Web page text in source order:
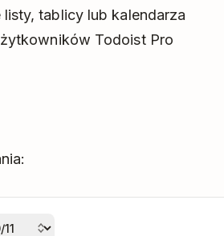
tablicy lub kalendarza
Todoist Pro